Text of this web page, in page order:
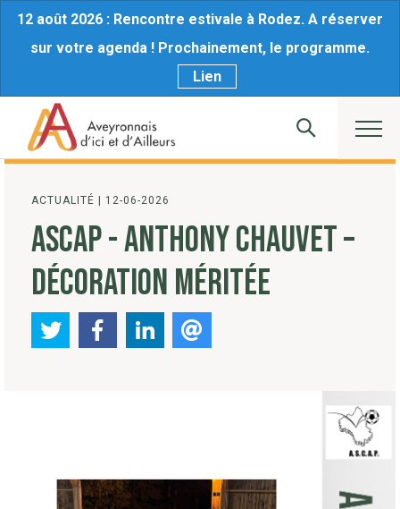
12 août 2026 : Rencontre estivale à Rodez. A réserver
sur votre agenda ! Prochainement, le programme.
Lien
ACTUALITÉ 12-06-2026
ASCAP - ANTHONY CHAUVET –
DÉCORATION MÉRITÉE